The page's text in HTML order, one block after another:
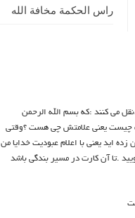
راس الحکمة مخافة الله
می کنند :که بسم الله الرحمن
چیست یعنی علامتش چی هست ؟وقتی
اید یعنی با اعلام عبودیت خدایا من
.تا آن کارت در مسیر بندگی باشد